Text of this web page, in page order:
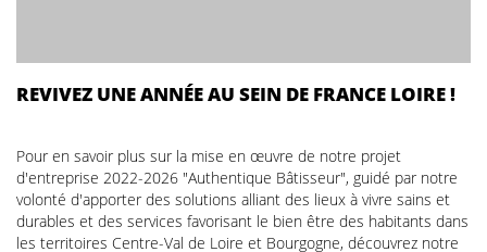
REVIVEZ UNE ANNÉE AU SEIN DE FRANCE LOIRE !
Pour en savoir plus sur la mise en œuvre de notre projet
d'entreprise 2022-2026 "Authentique Bâtisseur", guidé par notre
volonté d'apporter des solutions alliant des lieux à vivre sains et
durables et des services favorisant le bien être des habitants dans
les territoires Centre-Val de Loire et Bourgogne, découvrez notre